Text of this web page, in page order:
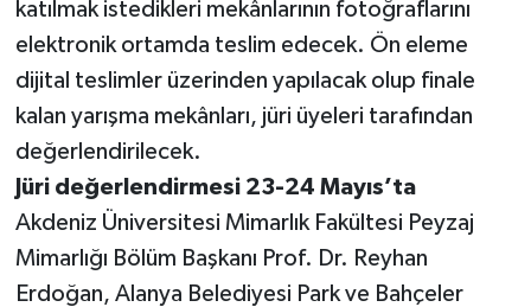
katılmak istedikleri mekânlarının fotoğraflarını
elektronik ortamda teslim edecek. Ön eleme
dijital teslimler üzerinden yapılacak olup finale
kalan yarışma mekânları, jüri üyeleri tarafından
değerlendirilecek.
Jüri değerlendirmesi 23-24 Mayıs’ta
Akdeniz Üniversitesi Mimarlık Fakültesi Peyzaj
Mimarlığı Bölüm Başkanı Prof. Dr. Reyhan
Erdoğan, Alanya Belediyesi Park ve Bahçeler
Televizyon
Turizm
Yaşam